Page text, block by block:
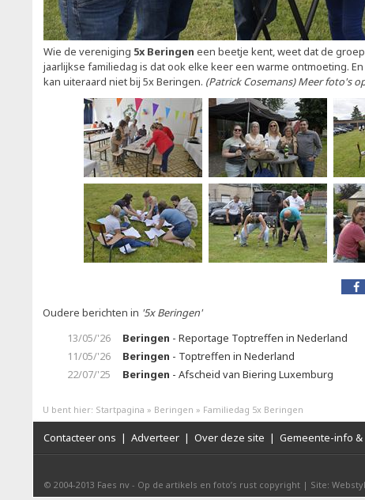
Wie de vereniging 5x Beringen een beetje kent, weet dat de
jaarlijkse familiedag is dat ook elke keer een warme ontmoeting.
kan uiteraard niet bij 5x Beringen. (Patrick Cosemans) Meer foto's
Oudere berichten in '5x Beringen'
13/05/'26
Beringen - Reportage Toptreffen in Nederland
11/05/'26
Beringen - Toptreffen in Nederland
22/07/'25
Beringen - Afscheid van Biering Luxemburg
U bent hier: Startpagina » Beringen » Familiedag 5x Beringen
Contacteer ons | Adverteer | Over deze site | Gemeente-info &
© 2004-2013 Faes nv - Op de artikels en foto’s rust copyright | Site: